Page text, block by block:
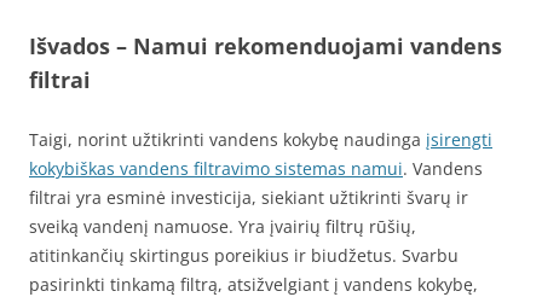
Išvados – Namui rekomenduojami vandens
filtrai
Taigi, norint užtikrinti vandens kokybę naudinga įsirengti
kokybiškas vandens filtravimo sistemas namui. Vandens
filtrai yra esminė investicija, siekiant užtikrinti švarų ir
sveiką vandenį namuose. Yra įvairių filtrų rūšių,
atitinkančių skirtingus poreikius ir biudžetus. Svarbu
pasirinkti tinkamą filtrą, atsižvelgiant į vandens kokybę,